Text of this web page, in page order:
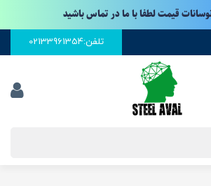
قیمت لطفا با ما در تماس باشید
تلفن:02133961354